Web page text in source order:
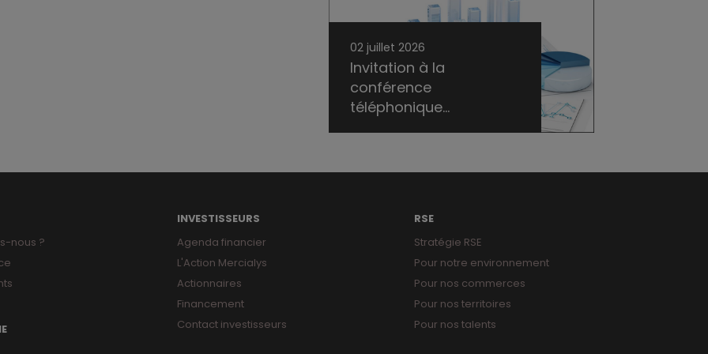
02 juillet 2026
Invitation à la
conférence
téléphonique...
nous ?
INVESTISSEURS
Agenda financier
L'Action Mercialys
Actionnaires
Financement
Contact investisseurs
RSE
Stratégie RSE
Pour notre environnement
Pour nos commerces
Pour nos territoires
Pour nos talents